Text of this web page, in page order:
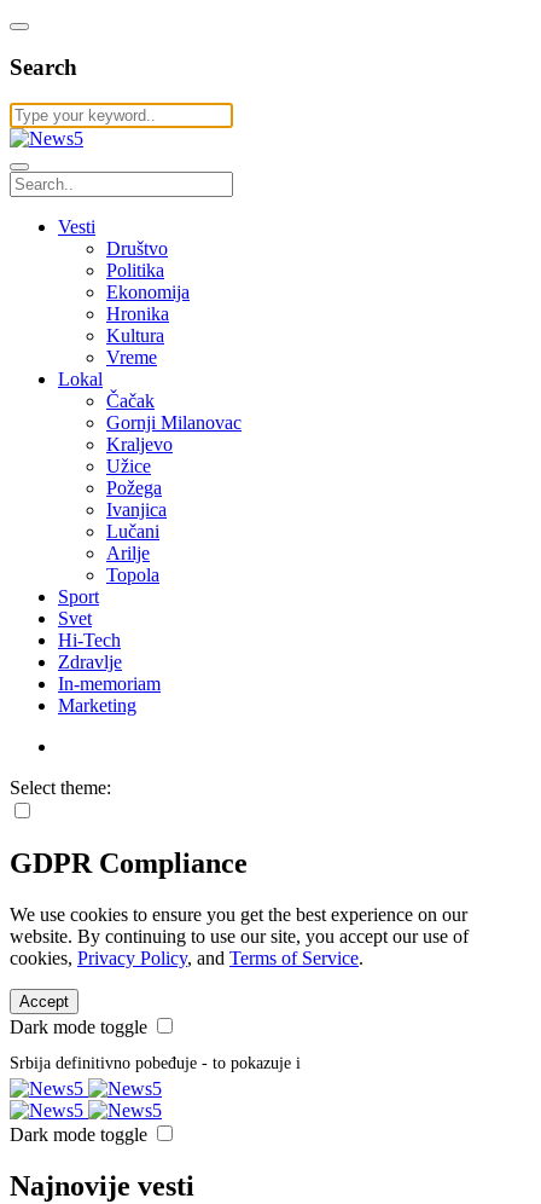
Search
Vesti
Društvo
Politika
Ekonomija
Hronika
Kultura
Vreme
Lokal
Čačak
Gornji Milanovac
Kraljevo
Užice
Požega
Ivanjica
Lučani
Arilje
Topola
Sport
Svet
Hi-Tech
Zdravlje
In-memoriam
Marketing
Select theme:
GDPR Compliance
We use cookies to ensure you get the best experience on our
website. By continuing to use our site, you accept our use of
cookies, Privacy Policy, and Terms of Service.
Accept
Dark mode toggle
Srbija definitivno pobeđuje - to pokazuje i ova
Dark mode toggle
Najnovije vesti